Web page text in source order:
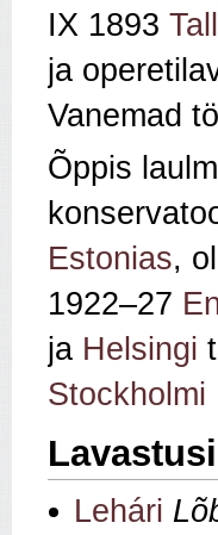
IX 1893
ja
Vanemad
Õppis
Estonias,
1922–27
ja Helsingi
Stockholmi
Lavastusi
Lehári